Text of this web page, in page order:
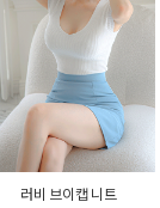
러비 브이캡 니트